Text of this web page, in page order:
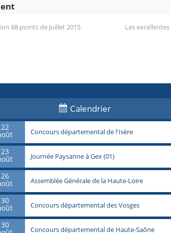
88 points de Juillet 2015 Les
Calendrier
22
Concours départemental de l'Isère
23
Journée Paysanne à Gex (01)
26
Assemblée Générale de la Haute-Loire
30
Concours départemental des Vosges
30
Concours départemental de Haute-Saône